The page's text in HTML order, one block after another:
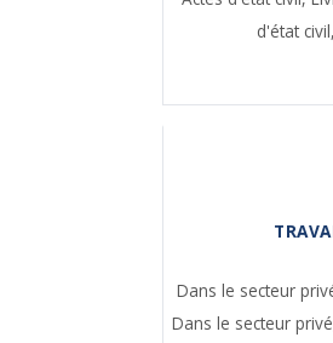
d'état civil,
Dans le secteur
Dans le secteur